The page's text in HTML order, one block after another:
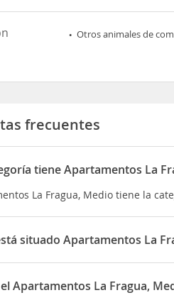
Otros animales de
frecuentes
tiene Apartamentos La
La Fragua, Medio tiene la
situado Apartamentos La
La Fragua, Medio está
Apartamentos La Fragua,